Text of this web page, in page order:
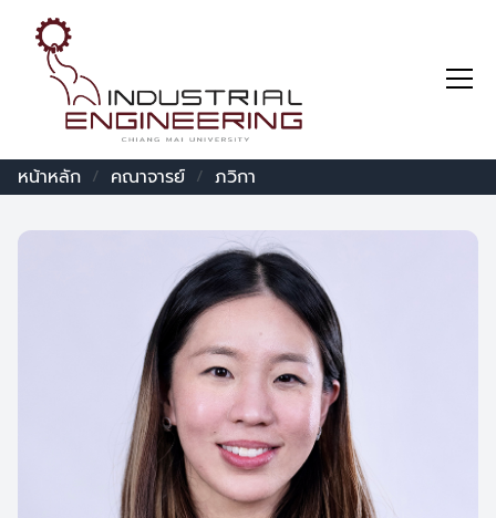
หน้าหลัก / คณาจารย์ / ภวิกา